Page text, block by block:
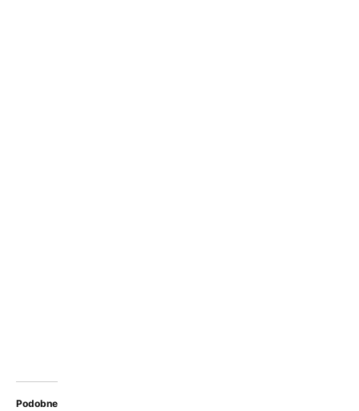
Podobne